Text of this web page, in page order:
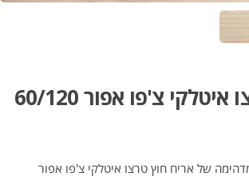
אריח חוץ טרצו איטלקי צ'פו אפור 60/120
של אריח חוץ טרצו איטלקי צ'פו אפור